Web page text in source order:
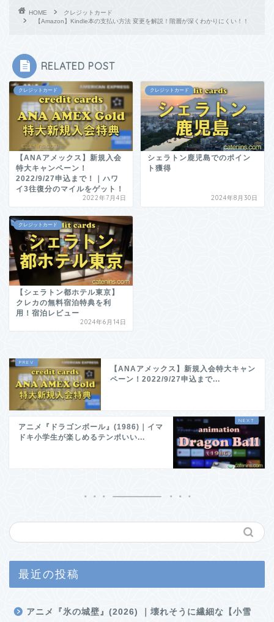
HOME
クレジットカード
【Amazon】Kindle本の支払い方法 変更を解説！階層が深くわかりにくい！！
RELATED POST
クレジットカード
【ANAアメックス】新規入会
特大キャンペーン！
2022/9/27申込まで！｜ハワ
イ3往復分のマイルをゲット！
2022年7月4日
クレジットカード
シェラトン鹿児島でのポイン
ト獲得
2024年8月30日
クレジットカード
【シェラトン都ホテル東京】
クレカの無料宿泊特典を利
用！宿泊レビュー
2024年6月14日
【ANAアメックス】新規入会特大キャン
ペーン！2022/9/27申込まで...
アニメ『ドラゴンボール』(1986)｜イマ
ドキ小学生が楽しめるテンポいい...
最近の投稿
アニメ『氷の城壁』(2026) ｜壊れそうに繊細な【小雪